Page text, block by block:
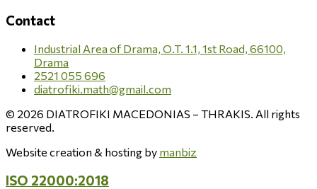
Contact
Industrial Area of Drama, O.T. 1.1, 1st Road, 66100,
Drama
2521 055 696
diatrofiki.math@gmail.com
© 2026 DIATROFIKI MACEDONIAS – THRAKIS. All rights
reserved.
Website creation & hosting by manbiz
ISO 22000:2018